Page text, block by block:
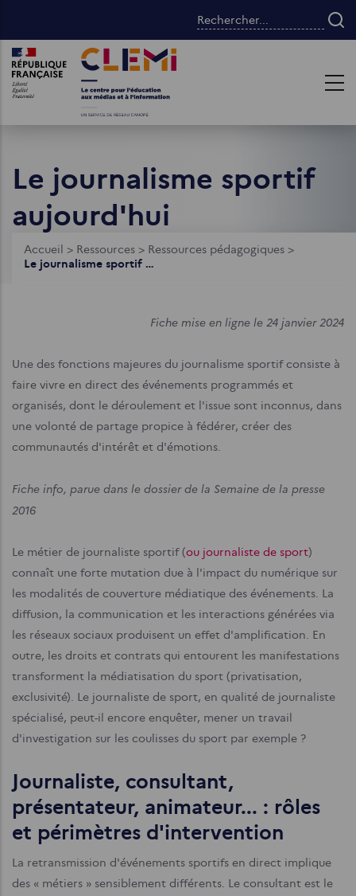
contenu
principal
Rechercher...
Images Images
Le journalisme sportif
aujourd'hui
Fil
Accueil > Ressources > Ressources pédagogiques >
Le journalisme sportif aujourd'hui
Fiche mise en ligne le 24 janvier 2024
Une des fonctions majeures du journalisme sportif consiste à
faire vivre en direct des événements programmés et
organisés, dont le déroulement et l'issue sont inconnus, dans
une volonté de partage propice à fédérer, créer des
communautés d'intérêt et d'émotions.
Fiche info, parue dans le dossier de la Semaine de la presse
2016
Le métier de journaliste sportif (ou journaliste de sport)
connaît une forte mutation due à l'impact du numérique sur
les modalités de couverture médiatique des événements. La
diffusion, la com­munication et les interactions générées via
les réseaux sociaux produisent un effet d'amplification. En
outre, les droits et contrats qui entourent les manifestations
transforment la médiatisation du sport (privatisation,
exclusivité). Le journaliste de sport, en qualité de journaliste
spécialisé, peut-il encore enquêter, mener un travail
d'investigation sur les coulisses du sport par exemple ?
Journaliste, consultant,
présentateur, animateur... : rôles
et périmètres d'intervention
La retransmission d'événements sportifs en direct implique
des « métiers » sensiblement différents. Le consultant est le